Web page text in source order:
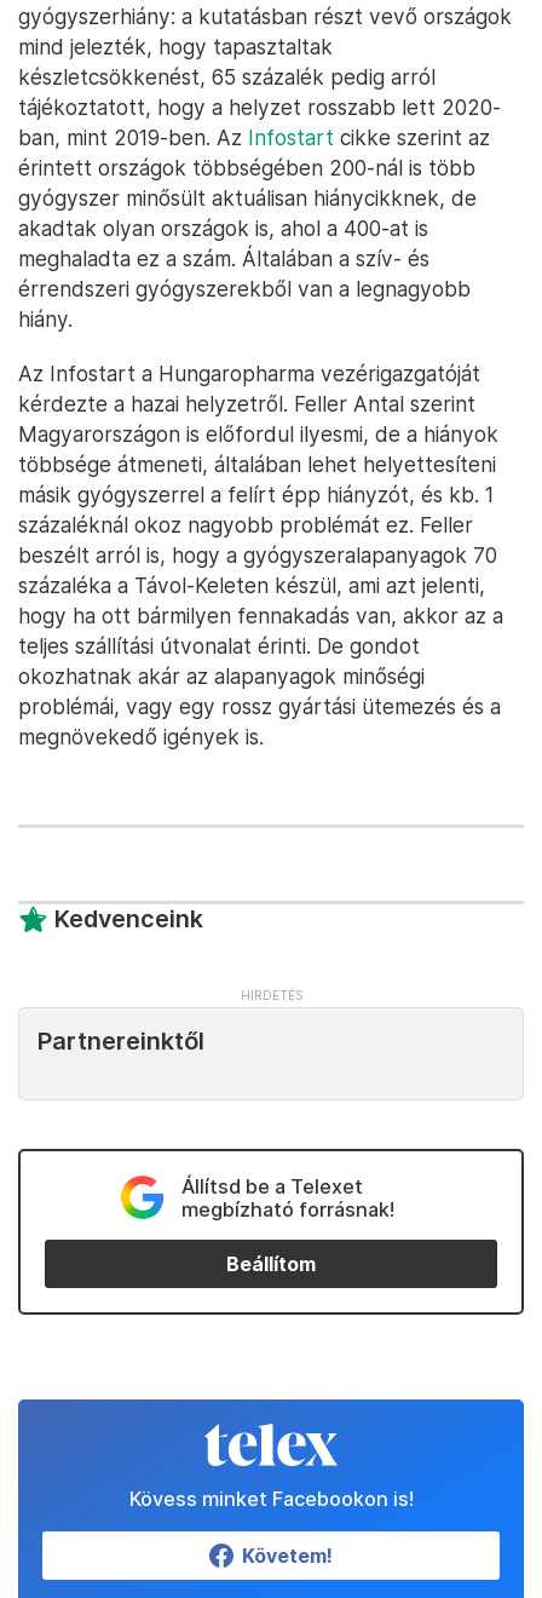
gyógyszerhiány: a kutatásban részt vevő országok
mind jelezték, hogy tapasztaltak
készletcsökkenést, 65 százalék pedig arról
tájékoztatott, hogy a helyzet rosszabb lett 2020-
ban, mint 2019-ben. Az Infostart cikke szerint az
érintett országok többségében 200-nál is több
gyógyszer minősült aktuálisan hiánycikknek, de
akadtak olyan országok is, ahol a 400-at is
meghaladta ez a szám. Általában a szív- és
érrendszeri gyógyszerekből van a legnagyobb
hiány.
Az Infostart a Hungaropharma vezérigazgatóját
kérdezte a hazai helyzetről. Feller Antal szerint
Magyarországon is előfordul ilyesmi, de a hiányok
többsége átmeneti, általában lehet helyettesíteni
másik gyógyszerrel a felírt épp hiányzót, és kb. 1
százaléknál okoz nagyobb problémát ez. Feller
beszélt arról is, hogy a gyógyszeralapanyagok 70
százaléka a Távol-Keleten készül, ami azt jelenti,
hogy ha ott bármilyen fennakadás van, akkor az a
teljes szállítási útvonalat érinti. De gondot
okozhatnak akár az alapanyagok minőségi
problémái, vagy egy rossz gyártási ütemezés és a
megnövekedő igények is.
Kedvenceink
Partnereinktől
Állítsd be a Telexet
megbízható forrásnak!
Beállítom
Kövess minket Facebookon is!
Követem!